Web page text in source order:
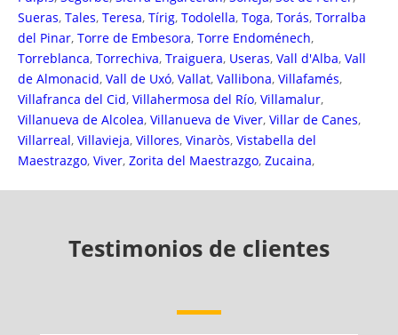
Sueras, Tales, Teresa, Tírig, Todolella, Toga, Torás, Torralba
del Pinar, Torre de Embesora, Torre Endoménech,
Torreblanca, Torrechiva, Traiguera, Useras, Vall d'Alba, Vall
de Almonacid, Vall de Uxó, Vallat, Vallibona, Villafamés,
Villafranca del Cid, Villahermosa del Río, Villamalur,
Villanueva de Alcolea, Villanueva de Viver, Villar de Canes,
Villarreal, Villavieja, Villores, Vinaròs, Vistabella del
Maestrazgo, Viver, Zorita del Maestrazgo, Zucaina,
Testimonios de clientes